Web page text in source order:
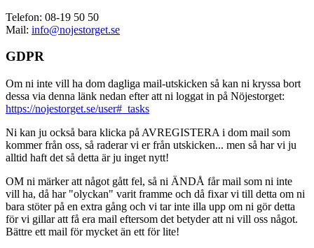
Telefon: 08-19 50 50
Mail: info@nojestorget.se
GDPR
Om ni inte vill ha dom dagliga mail-utskicken så kan ni kryssa bort
dessa via denna länk nedan efter att ni loggat in på Nöjestorget:
https://nojestorget.se/user#_tasks
Ni kan ju också bara klicka på AVREGISTERA i dom mail som
kommer från oss, så raderar vi er från utskicken... men så har vi ju
alltid haft det så detta är ju inget nytt!
OM ni märker att något gått fel, så ni ÄNDÅ får mail som ni inte
vill ha, då har "olyckan" varit framme och då fixar vi till detta om ni
bara stöter på en extra gång och vi tar inte illa upp om ni gör detta
för vi gillar att få era mail eftersom det betyder att ni vill oss något.
Bättre ett mail för mycket än ett för lite!